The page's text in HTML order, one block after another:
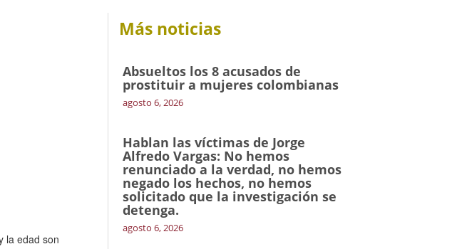
la edad son
Más noticias
Absueltos los 8 acusados de
prostituir a mujeres colombianas
agosto 6, 2026
Hablan las víctimas de Jorge
Alfredo Vargas: No hemos
renunciado a la verdad, no hemos
negado los hechos, no hemos
solicitado que la investigación se
detenga.
agosto 6, 2026